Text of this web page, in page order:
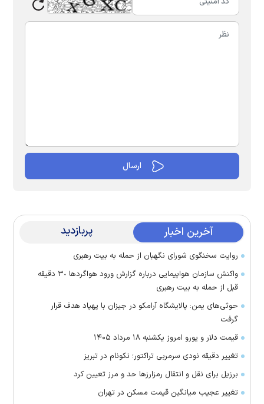
آخرین اخبار پربازدید
روایت سخنگوی شورای نگهبان از حمله به بیت رهبری
واکنش سازمان هواپیمایی درباره گزارش ورود هواگرد‌ها ٣٠ دقیقه
قبل از حمله به بیت رهبری
حوثی‌های یمن: پالایشگاه آرامکو در جیزان با پهپاد هدف قرار
گرفت
قیمت دلار و یورو امروز یکشنبه ۱۸ مرداد ۱۴۰۵
تغییر دقیقه نودی سرمربی تراکتور؛ نکونام در تبریز
برزیل برای نقل‌ و انتقال رمزارز‌ها حد و مرز تعیین کرد
تغییر عجیب میانگین قیمت مسکن در تهران